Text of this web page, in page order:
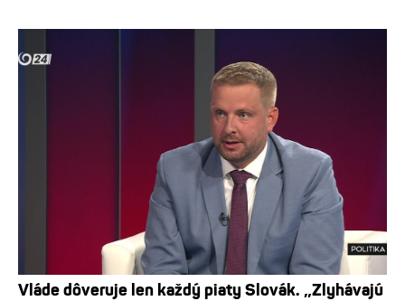
Vláde dôveruje len každý piaty Slovák. „Zlyhávajú